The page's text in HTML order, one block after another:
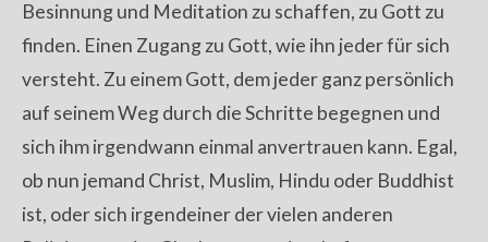
Besinnung und Meditation zu schaffen, zu Gott zu
finden. Einen Zugang zu Gott, wie ihn jeder für sich
versteht. Zu einem Gott, dem jeder ganz persönlich
auf seinem Weg durch die Schritte begegnen und
sich ihm irgendwann einmal anvertrauen kann. Egal,
ob nun jemand Christ, Muslim, Hindu oder Buddhist
ist, oder sich irgendeiner der vielen anderen